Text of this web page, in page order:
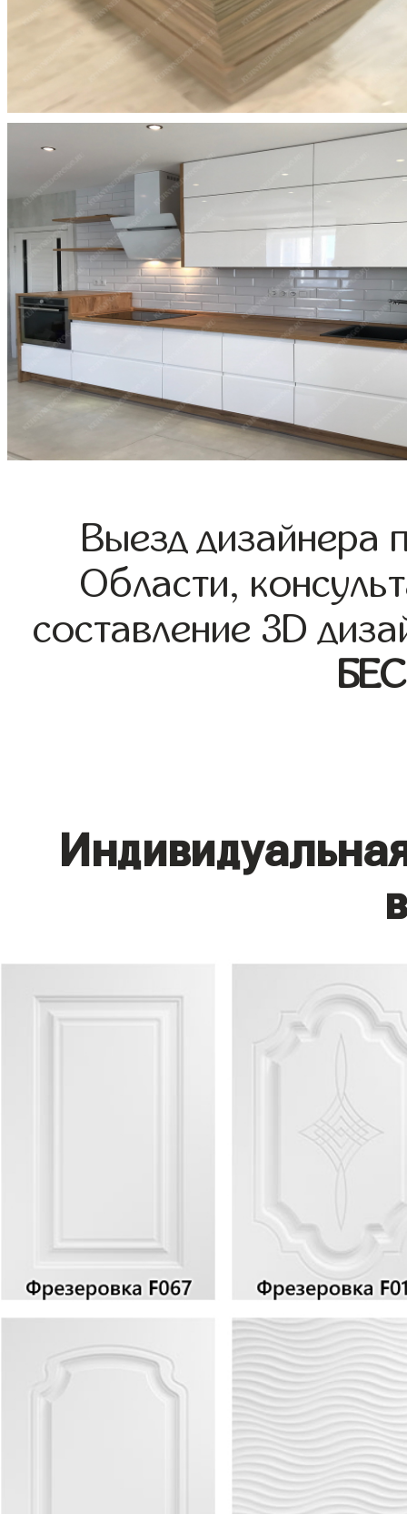
Выезд дизайнера
Области,
составление 3D